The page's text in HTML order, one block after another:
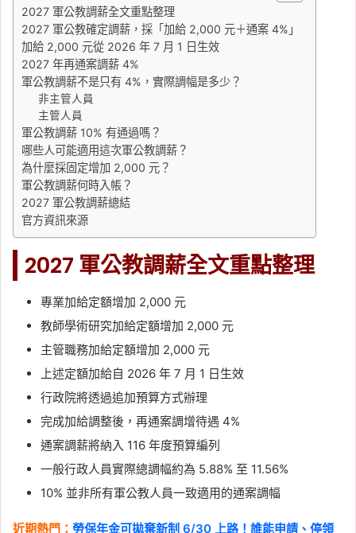
2027 軍公教調薪全文重點整理
2027 軍公教確定調薪，採「加給 2,000 元＋通案 4%」
加給 2,000 元從 2026 年 7 月 1 日生效
2027 年再通案調薪 4%
軍公教調薪不是只有 4%，實際調幅是多少？
非主管人員
主管人員
軍公教調薪 10% 有通過嗎？
哪些人可能適用這次軍公教調薪？
為什麼採固定增加 2,000 元？
軍公教調薪何時入帳？
2027 軍公教調薪總結
官方資訊來源
2027 軍公教調薪全文重點整理
專業加給定額增加 2,000 元
教師學術研究加給定額增加 2,000 元
主管職務加給定額增加 2,000 元
上述定額加給自 2026 年 7 月 1 日生效
行政院將透過追加預算方式辦理
完成加給調整後，再通案調增待遇 4%
通案調薪將納入 116 年度預算編列
一般行政人員實際總調幅約為 5.88% 至 11.56%
10% 並非所有軍公教人員一致適用的通案調幅
近期熱門： 勞保年金可拋棄新制 6/30 上路！誰能申請、停領